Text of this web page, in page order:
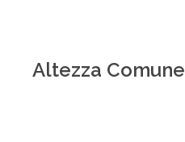
Altezza Comune